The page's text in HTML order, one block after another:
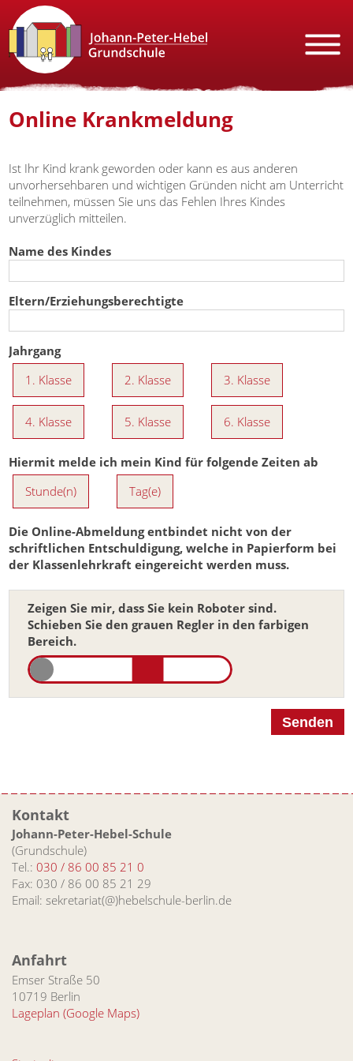
Online Krankmeldung
Ist Ihr Kind krank geworden oder kann es aus anderen
unvorhersehbaren und wichtigen Gründen nicht am Unterricht
teilnehmen, müssen Sie uns das Fehlen Ihres Kindes
unverzüglich mitteilen.
Name des Kindes
Eltern/Erziehungsberechtigte
Jahrgang
1. Klasse
2. Klasse 3. Klasse
4. Klasse 5. Klasse 6. Klasse
Hiermit melde ich mein Kind für folgende Zeiten ab
Stunde(n)
Tag(e)
Die Online-Abmeldung entbindet nicht von der
schriftlichen Entschuldigung, welche in Papierform bei
der Klassenlehrkraft eingereicht werden muss.
Zeigen Sie mir, dass Sie kein Roboter sind.
Schieben Sie den grauen Regler in den farbigen
Bereich.
Senden
Kontakt
Johann-Peter-Hebel-Schule
(Grundschule)
Tel.:030 / 86 00 85 21 0
Fax: 030 / 86 00 85 21 29
Email: sekretariat(@)hebelschule-berlin.de
Anfahrt
Emser Straße 50
10719 Berlin
Lageplan (Google Maps)